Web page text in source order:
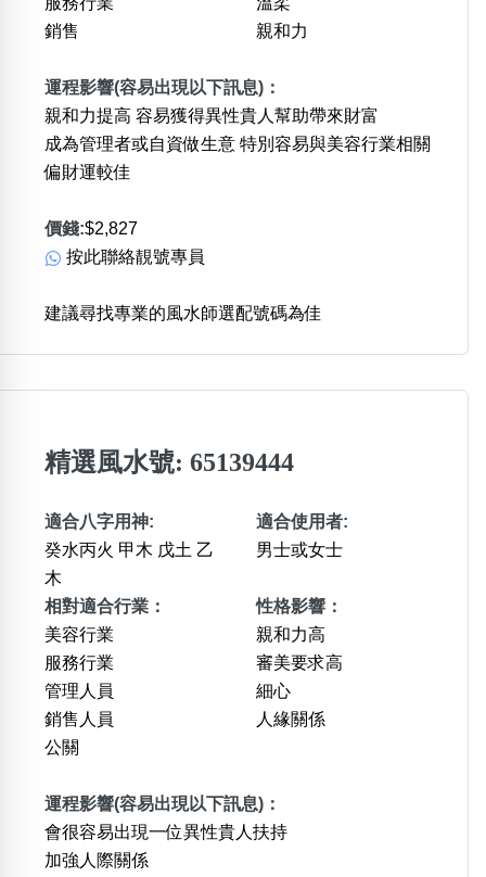
銷售
親和力
運程影響(容易出現以下訊息)：
親和力提高 容易獲得異性貴人幫助帶來財富
成為管理者或自資做生意 特別容易與美容行業相關
偏財運較佳
價錢:$2,827
按此聯絡靚號專員
建議尋找專業的風水師選配號碼為佳
精選風水號: 65139444
適合八字用神:
癸水丙火 甲木 戊土 乙
木
適合使用者:
男士或女士
相對適合行業：
美容行業
服務行業
管理人員
銷售人員
公關
性格影響：
親和力高
審美要求高
細心
人緣關係
運程影響(容易出現以下訊息)：
會很容易出現一位異性貴人扶持
加強人際關係